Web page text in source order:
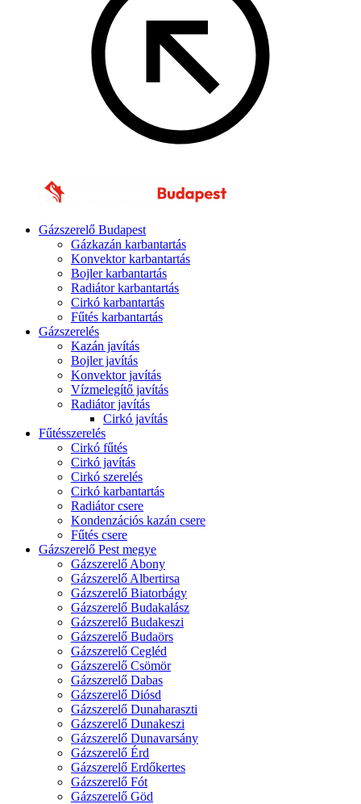
Gázszerelő Budapest
Gázkazán karbantartás
Konvektor karbantartás
Bojler karbantartás
Radiátor karbantartás
Cirkó karbantartás
Fűtés karbantartás
Gázszerelés
Kazán javítás
Bojler javítás
Konvektor javítás
Vízmelegítő javítás
Radiátor javítás
Cirkó javítás
Fűtésszerelés
Cirkó fűtés
Cirkó javítás
Cirkó szerelés
Cirkó karbantartás
Radiátor csere
Kondenzációs kazán csere
Fűtés csere
Gázszerelő Pest megye
Gázszerelő Abony
Gázszerelő Albertirsa
Gázszerelő Biatorbágy
Gázszerelő Budakalász
Gázszerelő Budakeszi
Gázszerelő Budaörs
Gázszerelő Cegléd
Gázszerelő Csömör
Gázszerelő Dabas
Gázszerelő Diósd
Gázszerelő Dunaharaszti
Gázszerelő Dunakeszi
Gázszerelő Dunavarsány
Gázszerelő Érd
Gázszerelő Erdőkertes
Gázszerelő Fót
Gázszerelő Göd